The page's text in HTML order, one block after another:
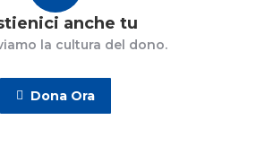
anche tu
la cultura del dono.
Dona Ora